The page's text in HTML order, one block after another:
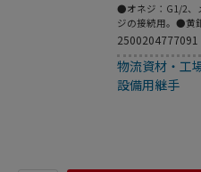
●オネジ：G1/2、
ジの接続用。●黄
2500204777091
物流資材・工
設備用継手